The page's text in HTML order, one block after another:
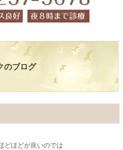
のブログ
どほどが良いのでは